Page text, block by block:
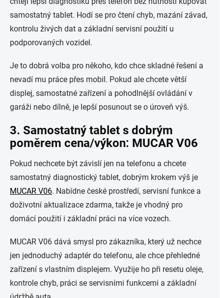
samostatný tablet. Hodí se pro čtení chyb, mazání závad,
kontrolu živých dat a základní servisní použití u
podporovaných vozidel.
Je to dobrá volba pro někoho, kdo chce skladné řešení a
nevadí mu práce přes mobil. Pokud ale chcete větší
displej, samostatné zařízení a pohodlnější ovládání v
garáži nebo dílně, je lepší posunout se o úroveň výš.
3. Samostatný tablet s dobrým
poměrem cena/výkon: MUCAR V06
Pokud nechcete být závislí jen na telefonu a chcete
samostatný diagnostický tablet, dobrým krokem výš je
MUCAR V06. Nabídne české prostředí, servisní funkce a
doživotní aktualizace zdarma, takže je vhodný pro
domácí použití i základní práci na více vozech.
MUCAR V06 dává smysl pro zákazníka, který už nechce
jen jednoduchý adaptér do telefonu, ale chce přehledné
zařízení s vlastním displejem. Využije ho při resetu oleje,
kontrole chyb, práci se servisními funkcemi a základní